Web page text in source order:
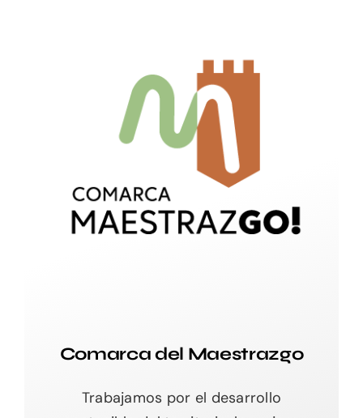
Comarca del Maestrazgo
Trabajamos por el desarrollo